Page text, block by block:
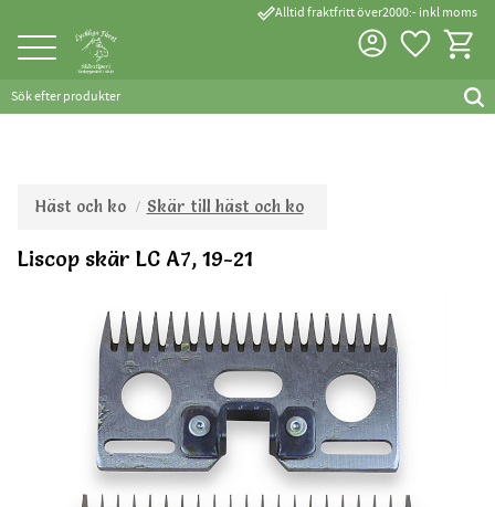
Meny
done_outlineAlltid fraktfritt över2000:- inkl moms
Favoriter
Häst och ko Skär till häst och ko
Liscop skär LC A7, 19-21